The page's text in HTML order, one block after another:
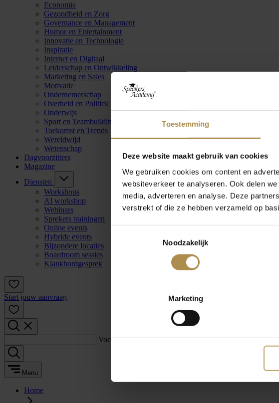
Toestemming
Deze website maakt gebruik van cookies
We gebruiken cookies om content en
websiteverkeer te analyseren. Ook delen
media, adverteren en analyse. Deze
verstrekt of die ze hebben verzameld op
Noodzakelijk
Marketing
Economie
Gezondheid en Zorg
Governance en Management
Humor en Entertainment
Innovatie en Technologie
Inspiratie
Internet en Digitaal
Leiderschap en Ontwikkeling
Marketing en Sales
Motivatie
Ondernemerschap
Overheid en Politiek
Onderwijs
Sport en Teambuilding
Toekomst en Trends
Wereldwijd
Wetenschap
Dagvoorzitters
Magazine
Diensten
Workshops
AI workshop
Webinars
Sprekers trainingen
Online events
Hybride events
Bijzondere locaties
Boardroom sessies
Klankbordgesprek
Start jouw aanvraag
Voer een zoekterm in:
Menu
Home